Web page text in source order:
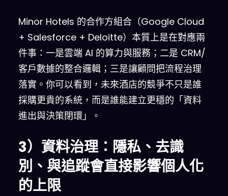
Minor Hotels 的合作方組合（Google Cloud
+ Salesforce + Deloitte）本質上是在對應兩
件事：一是雲端 AI 的算力與服務；二是 CRM/
客戶數據的整合邏輯；三是讓顧問把流程治理
落實。你可以看到，未來酒店的競爭不只是誰
採購更貴的系統，而是誰能建立更穩的「資料
進出與決策閉環」。
3）資料治理：隱私、去識
別、與追蹤會直接影響個人化
的上限